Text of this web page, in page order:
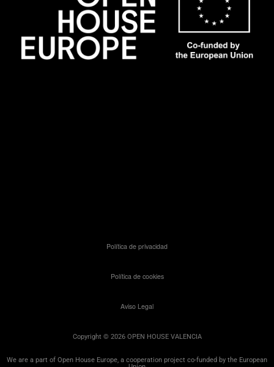
Política de privacidad
Política de cookies
Aviso Legal
Copyright © 2026 OPEN HOUSE VALENCIA
We are a part of Open House Europe, a cooperation project co-funded by the European